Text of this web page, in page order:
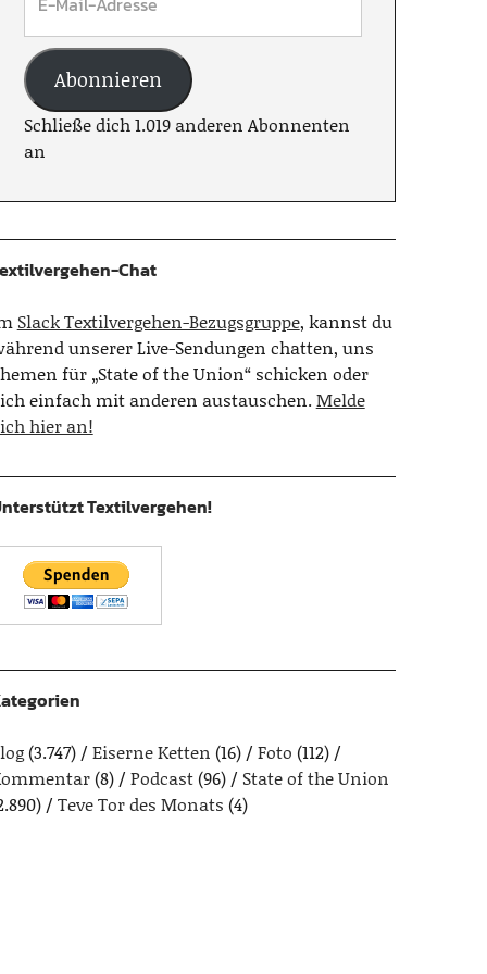
Abonnieren
Schließe dich 1.019 anderen Abonnenten
an
Chat
Slack Textilvergehen-Bezugsgruppe, kannst du
unserer Live-Sendungen chatten, uns
für „State of the Union“ schicken oder
einfach mit anderen austauschen.Melde
hier an!
Textilvergehen!
(3.747) Eiserne Ketten (16) Foto (112)
(8) Podcast(96)
State of the Union
Teve Tor des Monats (4)